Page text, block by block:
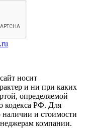
носит
и ни при каких
определяемой
кодекса РФ. Для
и стоимости
компании.